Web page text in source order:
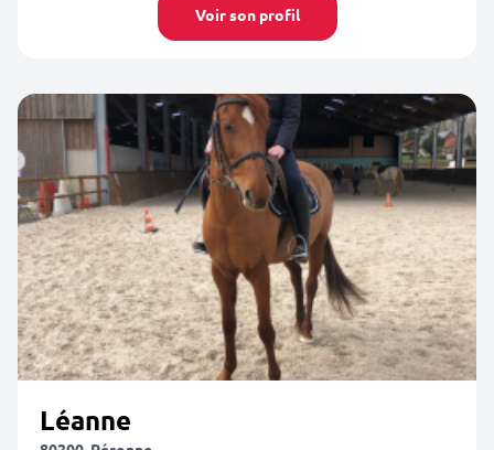
Voir son profil
Léanne